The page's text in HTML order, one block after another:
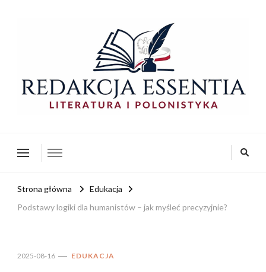
Strona główna
Edukacja
Podstawy logiki dla humanistów – jak myśleć precyzyjnie?
2025-08-16 EDUKACJA